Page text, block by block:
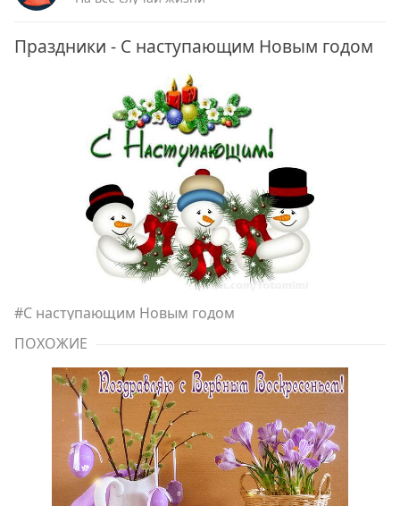
Праздники - С наступающим Новым годом
#С наступающим Новым годом
ПОХОЖИЕ